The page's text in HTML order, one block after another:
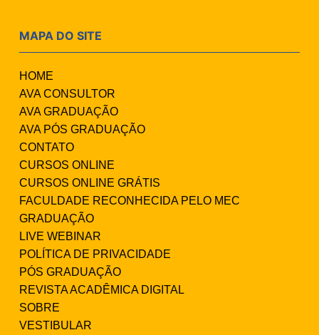
MAPA DO SITE
HOME
AVA CONSULTOR
AVA GRADUAÇÃO
AVA PÓS GRADUAÇÃO
CONTATO
CURSOS ONLINE
CURSOS ONLINE GRÁTIS
FACULDADE RECONHECIDA PELO MEC
GRADUAÇÃO
LIVE WEBINAR
POLÍTICA DE PRIVACIDADE
PÓS GRADUAÇÃO
REVISTA ACADÊMICA DIGITAL
SOBRE
VESTIBULAR